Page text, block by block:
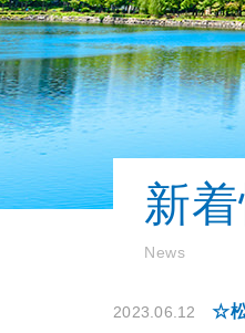
新
News
2023.06.12 ☆